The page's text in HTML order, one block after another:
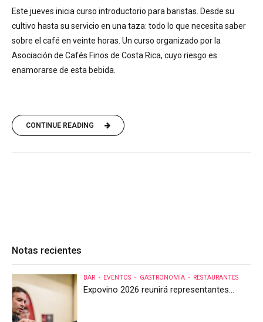
Este jueves inicia curso introductorio para baristas. Desde su
cultivo hasta su servicio en una taza: todo lo que necesita saber
sobre el café en veinte horas. Un curso organizado por la
Asociación de Cafés Finos de Costa Rica, cuyo riesgo es
enamorarse de esta bebida.
CONTINUE READING
Notas recientes
BAR EVENTOS GASTRONOMÍA RESTAURANTES
Expovino 2026 reunirá representantes